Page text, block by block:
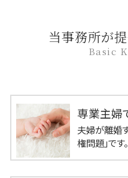
当事務所が
Basic
専業主婦
夫婦が離婚
権問題」です